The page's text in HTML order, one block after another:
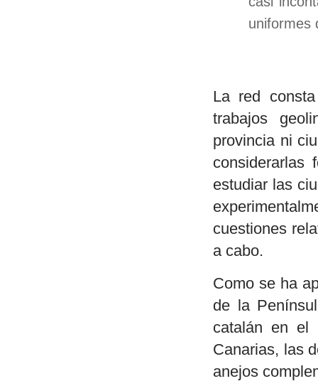
uniformes
La red
trabajos
provincia ni
considerarlas
estudiar las
cuestiones
a cabo.
Como se ha
de la
catalán en el
Canarias, las
anejos